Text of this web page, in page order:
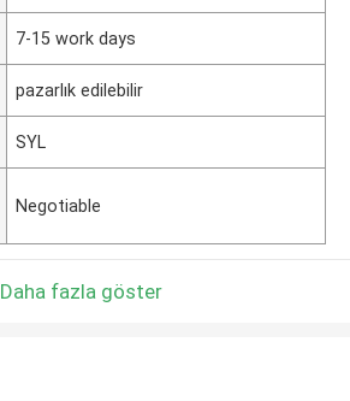
7-15 work days
pazarlık edilebilir
SYL
Negotiable
Daha fazla göster